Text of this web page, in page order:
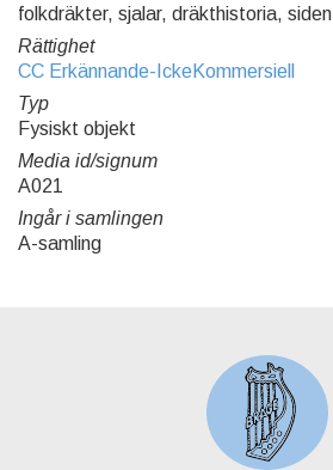
folkdräkter, sjalar, dräkthistoria, siden
Rättighet
CC Erkännande-IckeKommersiell
Typ
Fysiskt objekt
Media id/signum
A021
Ingår i samlingen
A-samling